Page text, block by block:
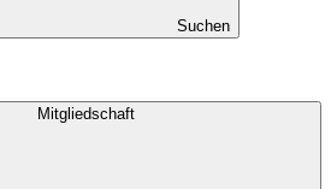
Suchen
Mitgliedschaft